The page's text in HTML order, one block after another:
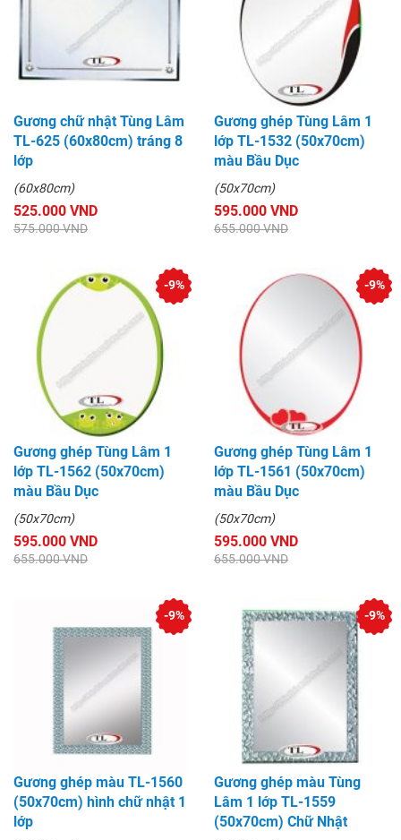
Gương chữ nhật Tùng Lâm
TL-625 (60x80cm) tráng 8
lớp
(60x80cm)
525.000 VND
575.000 VND
Gương ghép Tùng Lâm 1
lớp TL-1532 (50x70cm)
màu Bầu Dục
(50x70cm)
595.000 VND
655.000 VND
Gương ghép Tùng Lâm 1
lớp TL-1562 (50x70cm)
màu Bầu Dục
(50x70cm)
595.000 VND
655.000 VND
-9%
Gương ghép Tùng Lâm 1
lớp TL-1561 (50x70cm)
màu Bầu Dục
(50x70cm)
595.000 VND
655.000 VND
-9%
Gương ghép màu TL-1560
(50x70cm) hình chữ nhật 1
lớp
-9%
Gương ghép màu Tùng
Lâm 1 lớp TL-1559
(50x70cm) Chữ Nhật
-9%